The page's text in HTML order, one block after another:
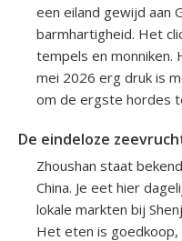
een eiland gewijd aan
barmhartigheid. Het
tempels en monniken.
mei 2026 erg druk is
om de ergste hordes
De eindeloze
Zhoushan staat
China. Je eet hier
lokale markten bij
Het eten is